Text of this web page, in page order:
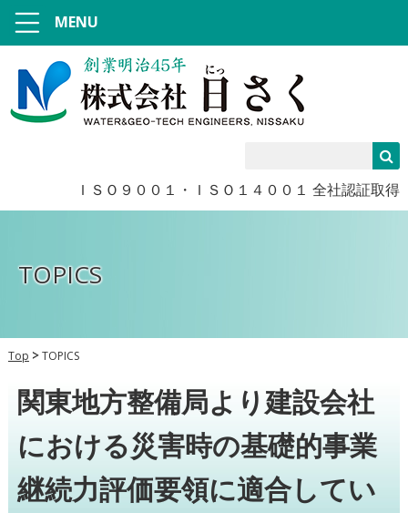
ＩＳＯ９００１・ＩＳＯ１４００１ 全社認証取得
MENU
TOPICS
Top TOPICS
関東地方整備局より建設会社
における災害時の基礎的事業
継続力評価要領に適合してい